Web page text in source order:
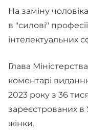
На заміну
в "силові"
інтелектуальних
Глава
коментарі
2023 року з 36
зареєстрованих в
жінки.